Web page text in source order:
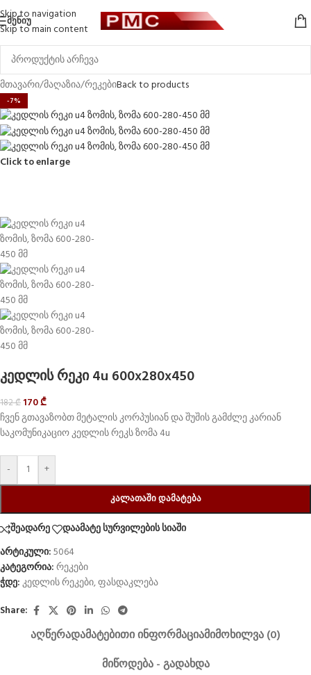
Skip to navigation
Skip to main content
ᲛᲔᲜᲘᲣ
მთავარი/მაღაზია/რეკებიBack to products
-7%
Click to enlarge
კედლის რეკი 4u 600x280x450
182₾ 170₾
ჩვენ გთავაზობთ მეტალის კორპუსიან და შუშის გამძლე კარიან
საკომუნიკაციო კედლის რეკს ზომა 4u
- +
ᲙᲐᲚᲐᲗᲐᲨᲘ ᲓᲐᲛᲐᲢᲔᲑᲐ
შეადარე
დაამატე სურვილების სიაში
არტიკული:5064
კატეგორია:რეკები
ჭდე:კედლის რეკები,ფასდაკლება
Share:
ᲐᲦᲬᲔᲠᲐᲓᲐᲛᲐᲢᲔᲑᲘᲗᲘ ᲘᲜᲤᲝᲠᲛᲐᲪᲘᲐᲛᲘᲛᲝᲮᲘᲚᲕᲐ (0)
ᲛᲘᲬᲝᲓᲔᲑᲐ - ᲒᲐᲓᲐᲮᲓᲐ